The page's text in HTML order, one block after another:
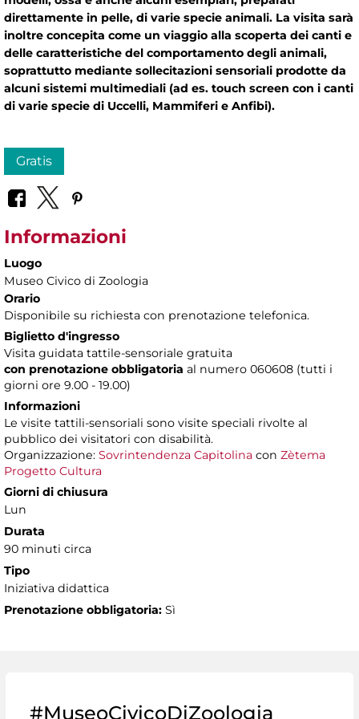
direttamente in pelle, di varie specie animali. La visita sarà
inoltre concepita come un viaggio alla scoperta dei canti e
delle caratteristiche del comportamento degli animali,
soprattutto mediante sollecitazioni sensoriali prodotte da
alcuni sistemi multimediali (ad es. touch screen con i canti
di varie specie di Uccelli, Mammiferi e Anfibi).
Gratis
Informazioni
Luogo
Museo Civico di Zoologia
Orario
Disponibile su richiesta con prenotazione telefonica.
Biglietto d'ingresso
Visita guidata tattile-sensoriale gratuita
con prenotazione obbligatoria al numero 060608 (tutti i
giorni ore 9.00 - 19.00)
Informazioni
Le visite tattili-sensoriali sono visite speciali rivolte al
pubblico dei visitatori con disabilità.
Organizzazione: Sovrintendenza Capitolina con Zètema
Progetto Cultura
Giorni di chiusura
Lun
Durata
90 minuti circa
Tipo
Iniziativa didattica
Prenotazione obbligatoria: Sì
#MuseoCivicoDiZoologia